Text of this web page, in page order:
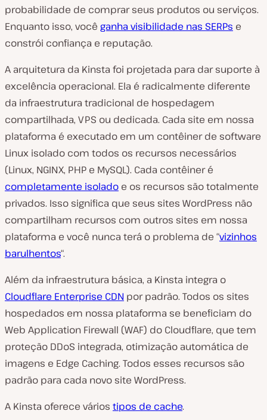
probabilidade de comprar seus produtos ou serviços.
Enquanto isso, você ganha visibilidade nas SERPs e
constrói confiança e reputação.
A arquitetura da Kinsta foi projetada para dar suporte à
excelência operacional. Ela é radicalmente diferente
da infraestrutura tradicional de hospedagem
compartilhada, VPS ou dedicada. Cada site em nossa
plataforma é executado em um contêiner de software
Linux isolado com todos os recursos necessários
(Linux, NGINX, PHP e MySQL). Cada contêiner é
completamente isolado e os recursos são totalmente
privados. Isso significa que seus sites WordPress não
compartilham recursos com outros sites em nossa
plataforma e você nunca terá o problema de “vizinhos
barulhentos“.
Além da infraestrutura básica, a Kinsta integra o
Cloudflare Enterprise CDN por padrão. Todos os sites
hospedados em nossa plataforma se beneficiam do
Web Application Firewall (WAF) do Cloudflare, que tem
proteção DDoS integrada, otimização automática de
imagens e Edge Caching. Todos esses recursos são
padrão para cada novo site WordPress.
A Kinsta oferece vários tipos de cache.